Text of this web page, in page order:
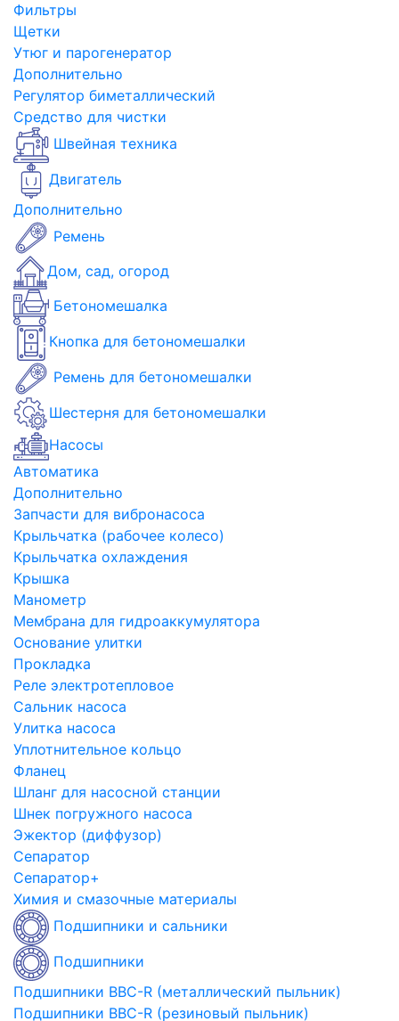
Фильтры
Щетки
Утюг и парогенератор
Дополнительно
Регулятор биметаллический
Средство для чистки
Швейная техника
Двигатель
Дополнительно
Ремень
Дом, сад, огород
Бетономешалка
Кнопка для бетономешалки
Ремень для бетономешалки
Шестерня для бетономешалки
Насосы
Автоматика
Дополнительно
Запчасти для вибронасоса
Крыльчатка (рабочее колесо)
Крыльчатка охлаждения
Крышка
Манометр
Мембрана для гидроаккумулятора
Основание улитки
Прокладка
Реле электротепловое
Сальник насоса
Улитка насоса
Уплотнительное кольцо
Фланец
Шланг для насосной станции
Шнек погружного насоса
Эжектор (диффузор)
Сепаратор
Сепаратор+
Химия и смазочные материалы
Подшипники и сальники
Подшипники
Подшипники BBC-R (металлический пыльник)
Подшипники BBC-R (резиновый пыльник)